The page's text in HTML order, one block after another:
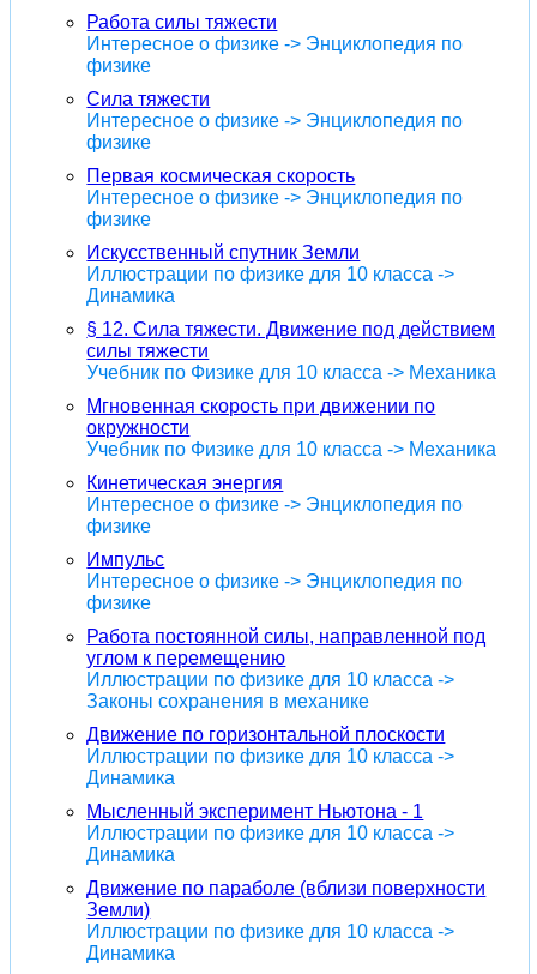
Работа силы тяжести
Интересное о физике -> Энциклопедия по
физике
Сила тяжести
Интересное о физике -> Энциклопедия по
физике
Первая космическая скорость
Интересное о физике -> Энциклопедия по
физике
Искусственный спутник Земли
Иллюстрации по физике для 10 класса ->
Динамика
§ 12. Сила тяжести. Движение под действием
силы тяжести
Учебник по Физике для 10 класса -> Механика
Мгновенная скорость при движении по
окружности
Учебник по Физике для 10 класса -> Механика
Кинетическая энергия
Интересное о физике -> Энциклопедия по
физике
Импульс
Интересное о физике -> Энциклопедия по
физике
Работа постоянной силы, направленной под
углом к перемещению
Иллюстрации по физике для 10 класса ->
Законы сохранения в механике
Движение по горизонтальной плоскости
Иллюстрации по физике для 10 класса ->
Динамика
Мысленный эксперимент Ньютона - 1
Иллюстрации по физике для 10 класса ->
Динамика
Движение по параболе (вблизи поверхности
Земли)
Иллюстрации по физике для 10 класса ->
Динамика